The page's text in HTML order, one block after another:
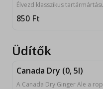
850 Ft
Üdítők
Canada Dry (0, 5l)